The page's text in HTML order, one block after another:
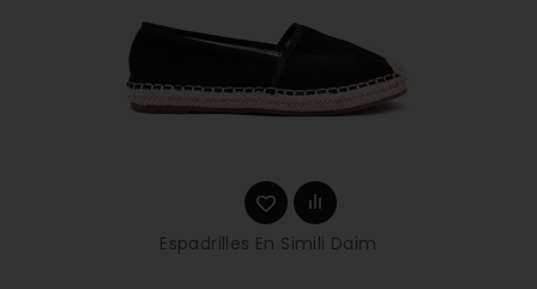
Espadrilles En Simili Daim